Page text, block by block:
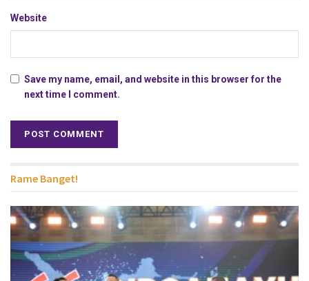
Website
Save my name, email, and website in this browser for the
next time I comment.
Rame Banget!